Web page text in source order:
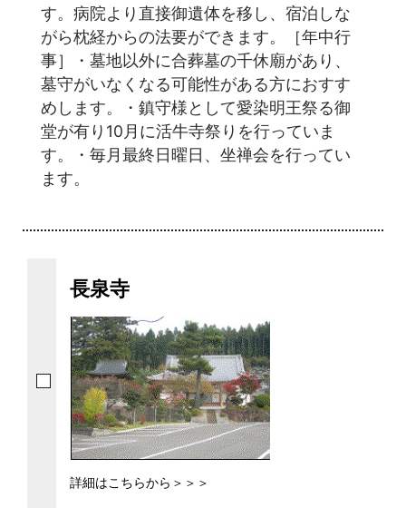
す。病院より直接御遺体を移し、宿泊しな
がら枕経からの法要ができます。［年中行
事］・墓地以外に合葬墓の千休廟があり、
墓守がいなくなる可能性がある方におすす
めします。・鎮守様として愛染明王祭る御
堂が有り10月に活牛寺祭りを行っていま
す。・毎月最終日曜日、坐禅会を行ってい
ます。
長泉寺
詳細はこちらから＞＞＞